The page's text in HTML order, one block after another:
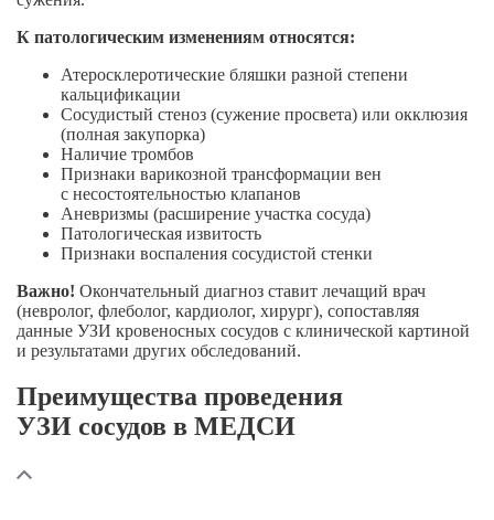
К патологическим изменениям относятся:
Атеросклеротические бляшки разной степени
кальцификации
Сосудистый стеноз (сужение просвета) или окклюзия
(полная закупорка)
Наличие тромбов
Признаки варикозной трансформации вен
с несостоятельностью клапанов
Аневризмы (расширение участка сосуда)
Патологическая извитость
Признаки воспаления сосудистой стенки
Важно! Окончательный диагноз ставит лечащий врач
(невролог, флеболог, кардиолог, хирург), сопоставляя
данные УЗИ кровеносных сосудов с клинической картиной
и результатами других обследований.
Преимущества проведения
УЗИ сосудов в МЕДСИ